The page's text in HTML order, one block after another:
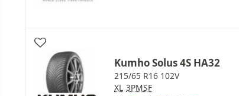
Kumho Solus 4S HA32
215/65 R16 102V
XL 3PMSF